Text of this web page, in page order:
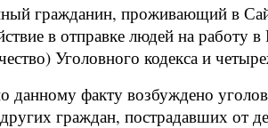
гражданин, проживающий в
в отправке людей на
Уголовного кодекса и
данному факту возбуждено
граждан, пострадавших от